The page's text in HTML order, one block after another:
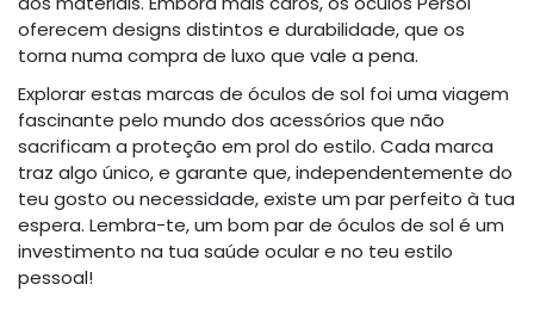
oferecem designs distintos e durabilidade, que os
torna numa compra de luxo que vale a pena.
Explorar estas marcas de óculos de sol foi uma viagem
fascinante pelo mundo dos acessórios que não
sacrificam a proteção em prol do estilo. Cada marca
traz algo único, e garante que, independentemente do
teu gosto ou necessidade, existe um par perfeito à tua
espera. Lembra-te, um bom par de óculos de sol é um
investimento na tua saúde ocular e no teu estilo
pessoal!